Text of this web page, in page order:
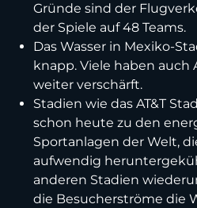
Gründe sind der
der Spiele auf 48 Teams.
Das Wasser in Mexiko-
knapp. Viele haben auch
weiter verschärft.
Stadien wie das AT&T
schon heute zu den
Sportanlagen der Welt,
aufwendig
anderen Stadien
die Besucherströme die